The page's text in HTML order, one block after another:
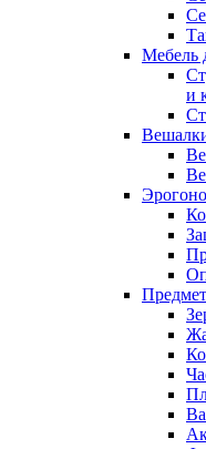
Мебель
и